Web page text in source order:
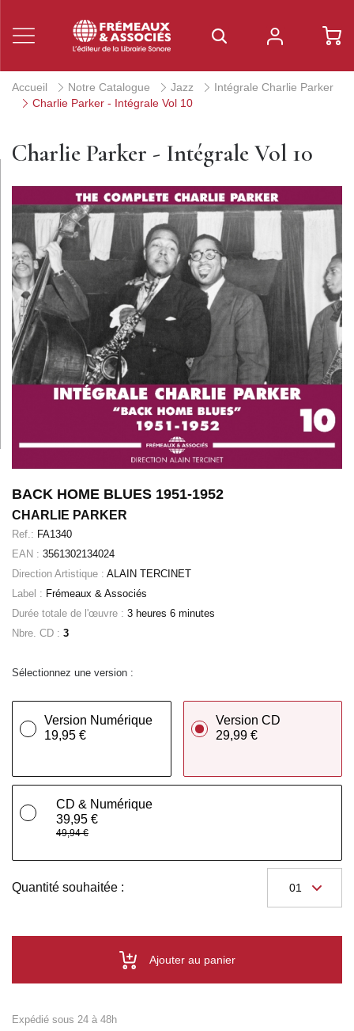
Accueil Notre Catalogue Jazz
Intégrale Charlie Parker
Charlie Parker - Intégrale Vol 10
Charlie Parker - Intégrale Vol 10
BACK HOME BLUES 1951-1952
CHARLIE PARKER
Ref.: FA1340
EAN : 3561302134024
Direction Artistique : ALAIN TERCINET
Label : Frémeaux & Associés
Durée totale de l'œuvre : 3 heures 6 minutes
Nbre. CD : 3
Sélectionnez une version :
Version Numérique
19,95 €
Version CD
29,99 €
CD & Numérique
39,95 €
49,94 €
Quantité souhaitée :
Ajouter au panier
Expédié sous 24 à 48h